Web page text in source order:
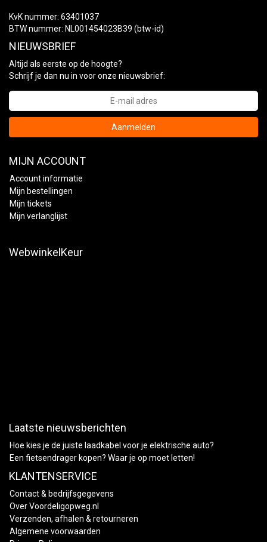
KvK nummer: 63401037
BTW nummer: NL001454023B39 (btw-id)
NIEUWSBRIEF
Altijd als eerste op de hoogte?
Schrijf je dan nu in voor onze nieuwsbrief:
Aanmelden
MIJN ACCOUNT
Account informatie
Mijn bestellingen
Mijn tickets
Mijn verlanglijst
WebwinkelKeur
Laatste nieuwsberichten
Hoe kies je de juiste laadkabel voor je elektrische auto?
Een fietsendrager kopen? Waar je op moet letten!
KLANTENSERVICE
Contact & bedrijfsgegevens
Over Voordeligopweg.nl
Verzenden, afhalen & retourneren
Algemene voorwaarden